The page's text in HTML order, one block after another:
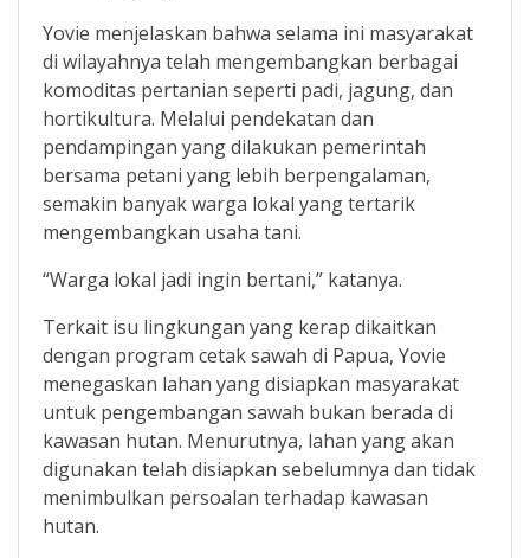
Yovie menjelaskan bahwa selama ini masyarakat
di wilayahnya telah mengembangkan berbagai
komoditas pertanian seperti padi, jagung, dan
hortikultura. Melalui pendekatan dan
pendampingan yang dilakukan pemerintah
bersama petani yang lebih berpengalaman,
semakin banyak warga lokal yang tertarik
mengembangkan usaha tani.
“Warga lokal jadi ingin bertani,” katanya.
Terkait isu lingkungan yang kerap dikaitkan
dengan program cetak sawah di Papua, Yovie
menegaskan lahan yang disiapkan masyarakat
untuk pengembangan sawah bukan berada di
kawasan hutan. Menurutnya, lahan yang akan
digunakan telah disiapkan sebelumnya dan tidak
menimbulkan persoalan terhadap kawasan
hutan.